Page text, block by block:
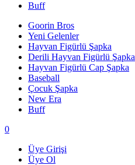
Buff
Goorin Bros
Yeni Gelenler
Hayvan Figürlü Şapka
Derili Hayvan Figürlü Şapka
Hayvan Figürlü Cap Şapka
Baseball
Çocuk Şapka
New Era
Buff
0
Üye Girişi
Üye Ol